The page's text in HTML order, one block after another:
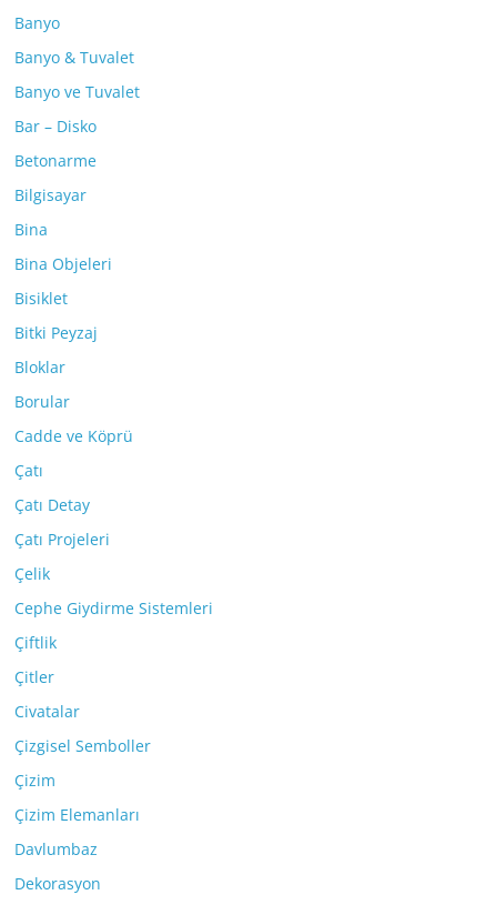
Banyo
Banyo & Tuvalet
Banyo ve Tuvalet
Bar – Disko
Betonarme
Bilgisayar
Bina
Bina Objeleri
Bisiklet
Bitki Peyzaj
Bloklar
Borular
Cadde ve Köprü
Çatı
Çatı Detay
Çatı Projeleri
Çelik
Cephe Giydirme Sistemleri
Çiftlik
Çitler
Civatalar
Çizgisel Semboller
Çizim
Çizim Elemanları
Davlumbaz
Dekorasyon